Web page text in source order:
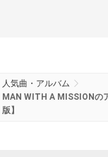
人気曲・アルバム
MAN WITH A MISSIONの
版】